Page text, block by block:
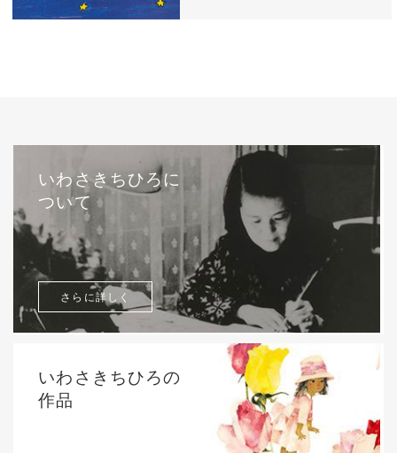
いわさきちひろに
ついて
さらに詳しく
いわさきちひろの
作品